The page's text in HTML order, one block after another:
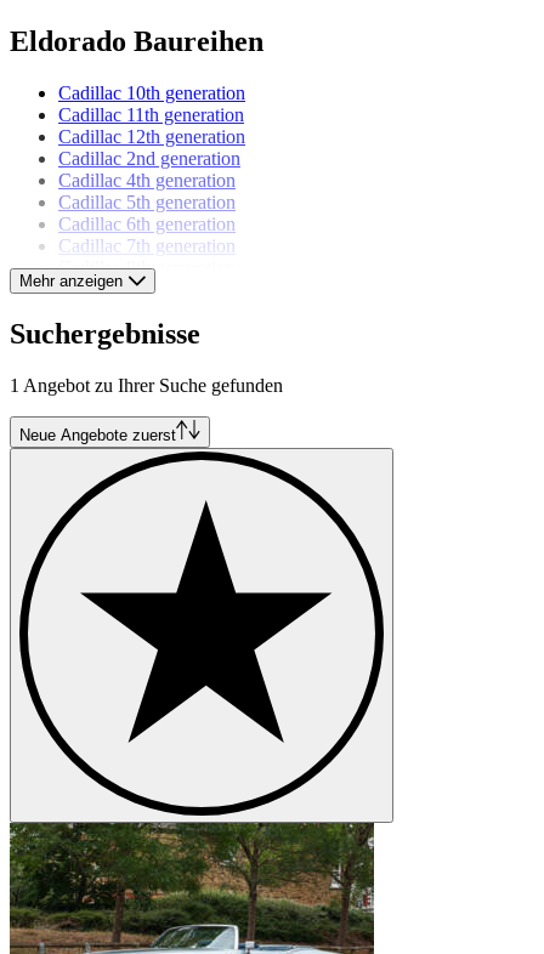
Eldorado Baureihen
Cadillac 10th generation
Cadillac 11th generation
Cadillac 12th generation
Cadillac 2nd generation
Cadillac 4th generation
Cadillac 5th generation
Cadillac 6th generation
Cadillac 7th generation
Cadillac 8th generation
Cadillac 9th generation
Cadillac Modelle
Cadillac Allanté
Cadillac Brougham
Cadillac DeVille
Cadillac Fleetwood
Cadillac Serie 353
Cadillac Serie 60
Cadillac Serie 62
Cadillac V-16
Cadillac V16
Mehr anzeigen
Suchergebnisse
1 Angebot zu Ihrer Suche gefunden
Neue Angebote zuerst